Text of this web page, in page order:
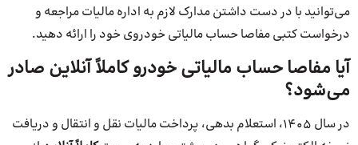
می‌توانید با در دست داشتن مدارک لازم به اداره مالیات مراجعه و
درخواست کتبی مفاصا حساب مالیاتی خودروی خود را ارائه دهید.
آیا مفاصا حساب مالیاتی خودرو کاملاً آنلاین صادر
می‌شود؟
در سال 1405، استعلام بدهی، پرداخت مالیات نقل و انتقال و دریافت